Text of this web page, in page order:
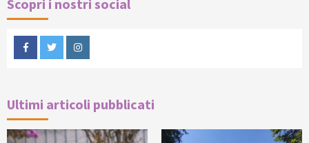
Scopri i nostri social
FacebookTwitterInstagram
Ultimi articoli pubblicati